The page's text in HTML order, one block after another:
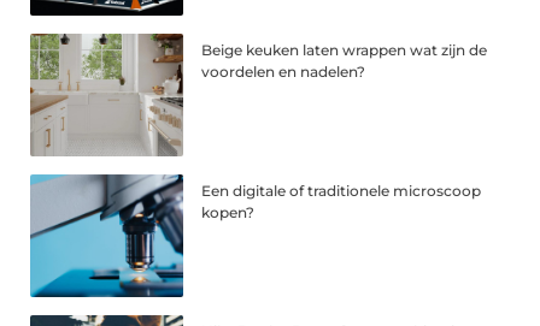
Beige keuken laten wrappen wat zijn de
voordelen en nadelen?
Een digitale of traditionele microscoop
kopen?